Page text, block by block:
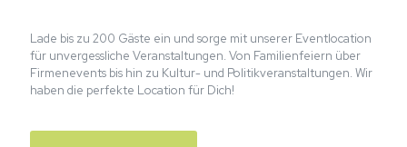
Lade bis zu 200 Gäste ein und sorge mit unserer Eventlocation
für unvergessliche Veranstaltungen. Von Familienfeiern über
Firmenevents bis hin zu Kultur- und Politikveranstaltungen. Wir
haben die perfekte Location für Dich!